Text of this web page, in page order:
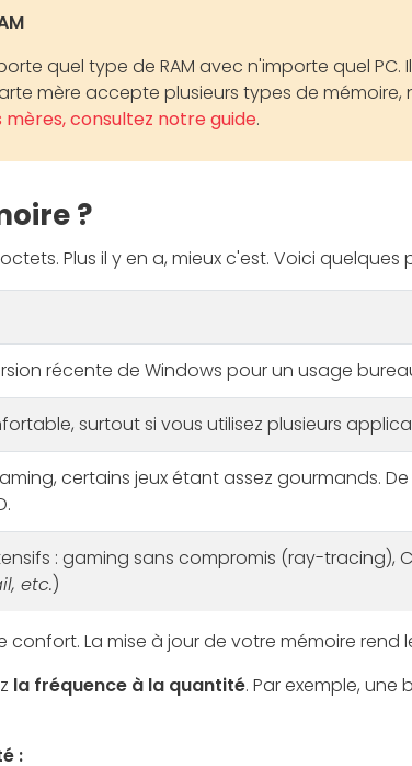
quel type de RAM avec n'importe quel
mère accepte plusieurs types de mémoire,
consultez notre guide.
?
Plus il y en a, mieux c'est. Voici quelques
récente de Windows pour un usage
surtout si vous utilisez plusieurs
certains jeux étant assez gourmands.
: gaming sans compromis (ray-tracing),
etc.)
La mise à jour de votre mémoire rend
la fréquence à la quantité. Par exemple,
: